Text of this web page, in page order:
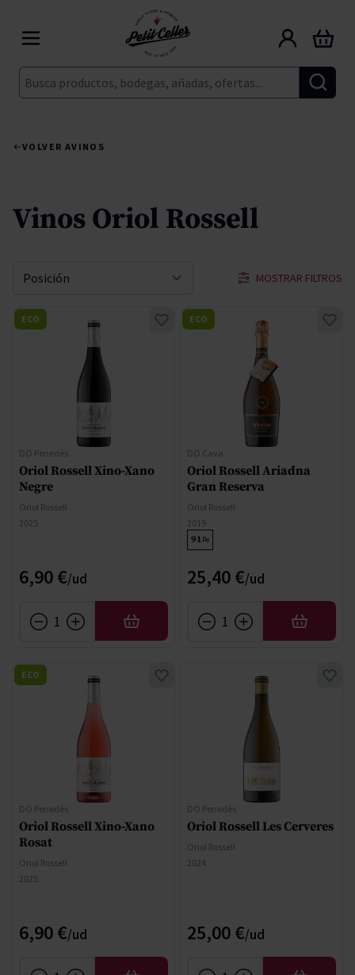
Buscar
Carrito
VOLVER AVINOS
Vinos Oriol Rossell
MOSTRAR FILTROS
Ordenar por
DO Penedès
Oriol Rossell Xino-Xano
Negre
Oriol Rossell
2025
6,90 €
ECO
AÑADIR
DO Cava
Oriol Rossell Ariadna
Gran Reserva
Oriol Rossell
2019
91Pe
25,40 €
ECO
AÑADIR
DO Penedès
Oriol Rossell Xino-Xano
Rosat
Oriol Rossell
2025
6,90 €
ECO
DO Penedès
Oriol Rossell Les Cerveres
Oriol Rossell
2024
25,00 €